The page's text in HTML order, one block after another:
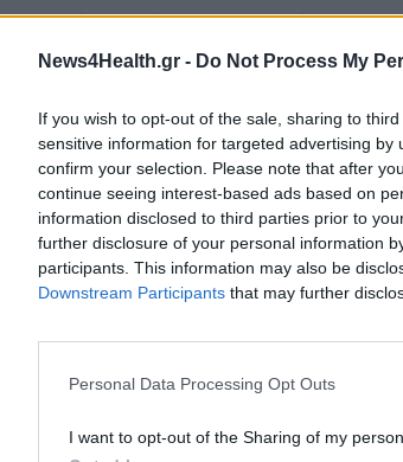
News4Health.gr - Do Not Process My
If you wish to opt-out of the sale, sharing to
sensitive information for targeted advertising
confirm your selection. Please note that after
continue seeing interest-based ads based on
information disclosed to third parties prior to
further disclosure of your personal information
participants. This information may also be
Downstream Participants that may further
Personal Data Processing Opt Outs
I want to opt-out of the Sharing of my
οποίο κοιμόμαστε επηρεάζεται
μας.